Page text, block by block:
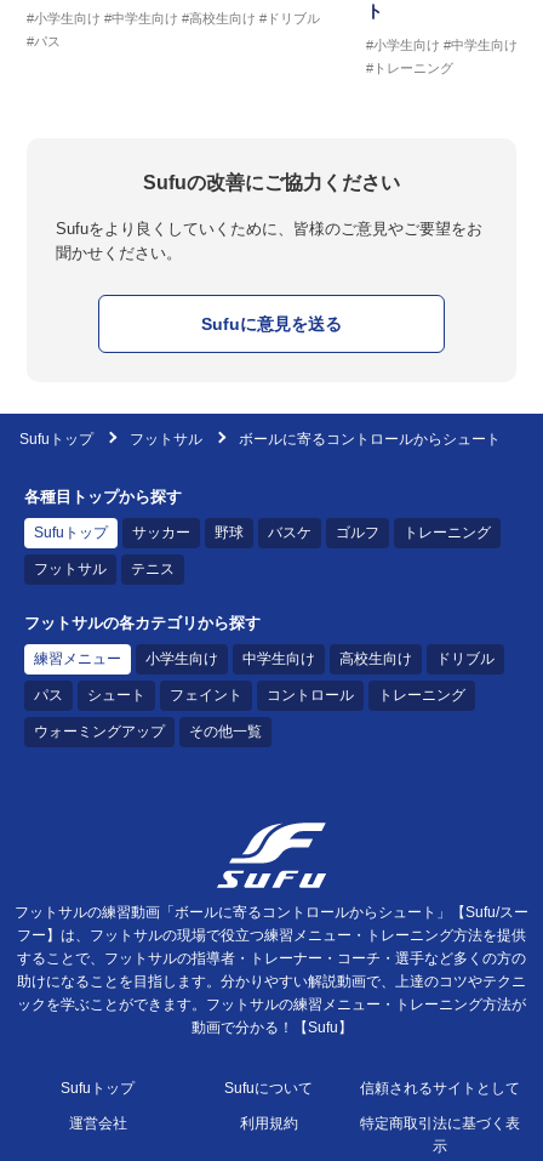
#小学生向け #中学生向け #高校生向け #ドリブル
#パス
ト
#小学生向け #中学生向け
#トレーニング
Sufuの改善にご協力ください
Sufuをより良くしていくために、皆様のご意見やご要望をお
聞かせください。
Sufuに意見を送る
Sufuトップ フットサル ボールに寄るコントロールからシュート
各種目トップから探す
Sufuトップ サッカー 野球 バスケ ゴルフ トレーニング
フットサル テニス
フットサルの各カテゴリから探す
練習メニュー 小学生向け 中学生向け 高校生向け ドリブル
パス シュート フェイント コントロール トレーニング
ウォーミングアップ その他一覧
フットサルの練習動画「ボールに寄るコントロールからシュート」【Sufu/スー
フー】は、フットサルの現場で役立つ練習メニュー・トレーニング方法を提供
することで、フットサルの指導者・トレーナー・コーチ・選手など多くの方の
助けになることを目指します。分かりやすい解説動画で、上達のコツやテクニ
ックを学ぶことができます。フットサルの練習メニュー・トレーニング方法が
動画で分かる！【Sufu】
Sufuトップ Sufuについて 信頼されるサイトとして
運営会社 利用規約
特定商取引法に基づく表
示